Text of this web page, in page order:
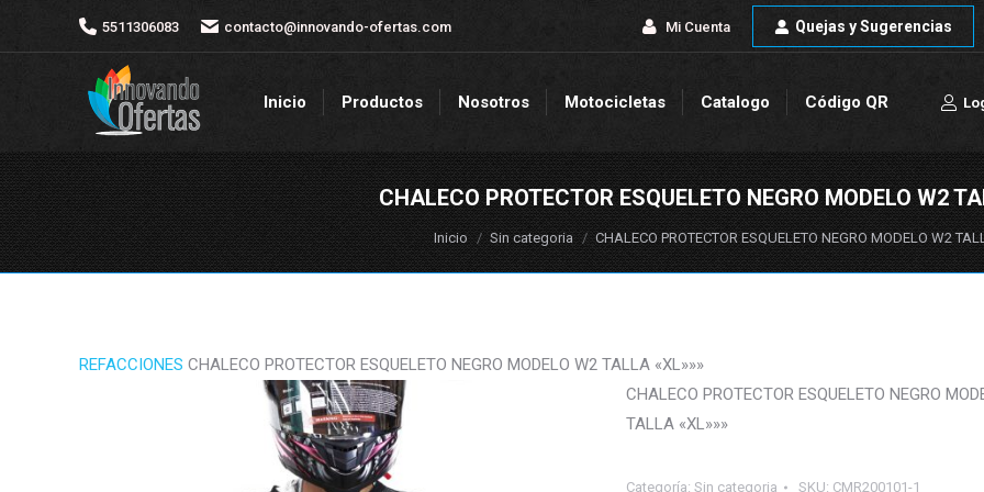
5511306083 contacto@innovando-ofertas.com Mi Cuenta Quejas y Sugerencias
Inicio Productos Nosotros Motocicletas Catalogo Código QR
CHALECO PROTECTOR ESQUELETO NEGRO MODELO W2
Estás aquí:
Inicio Sin categoria CHALECO PROTECTOR ESQUELETO NEGRO MODELO W2
REFACCIONES CHALECO PROTECTOR ESQUELETO NEGRO MODELO W2 TALLA «XL»»»
CHALECO PROTECTOR ESQUELETO NEGRO
TALLA «XL»»»
Categoría: Sin categoria SKU: CMR200101-1
5511306083 contacto@innovando-ofertas.com Mi Cuenta Quejas y Sugerencias
Inicio Productos Nosotros Motocicletas Catalogo Código QR